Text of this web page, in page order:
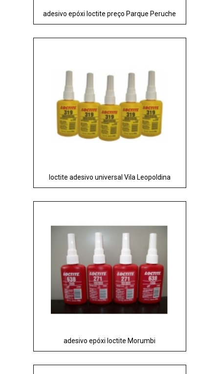
adesivo epóxi loctite preço Parque Peruche
loctite adesivo universal Vila Leopoldina
adesivo epóxi loctite Morumbi